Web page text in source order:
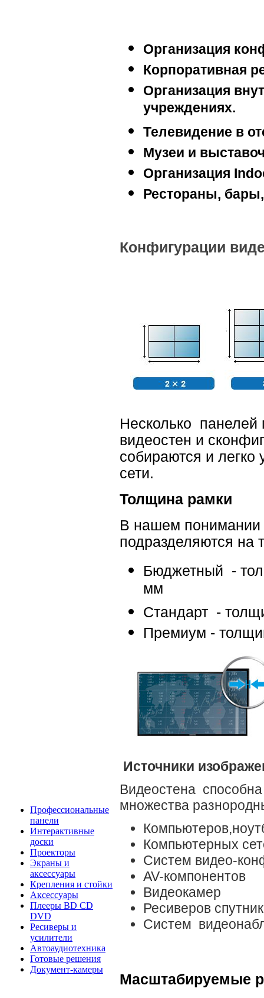
Профессиональные
панели
Интерактивные
доски
Проекторы
Экраны и
аксессуары
Крепления и стойки
Аксессуары
Плееры BD CD
DVD
Ресиверы и
усилители
Автоаудиотехника
Готовые решения
Документ-камеры
Организация
Корпоративная
Организация
учреждениях.
Телевидение в
Музеи и
Организация
Рестораны,
Конфигурации
Несколько панелей
видеостен и
собираются и
сети.
Толщина рамки
В нашем понимании
подразделяются
Бюджетный -
мм
Стандарт -
Премиум -
Источники
Видеостена
множества
Компьютерных
Систем видео-
AV-компонентов
Видеокамер
Ресиверов
Систем
Масштабируемые